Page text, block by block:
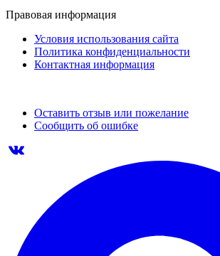
Правовая информация
Условия использования сайта
Политика конфиденциальности
Контактная информация
Оставить отзыв или пожелание
Сообщить об ошибке